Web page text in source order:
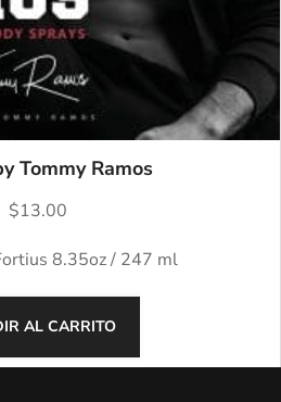
Tommy Ramos
$13.00
8.35oz / 247 ml
AL CARRITO